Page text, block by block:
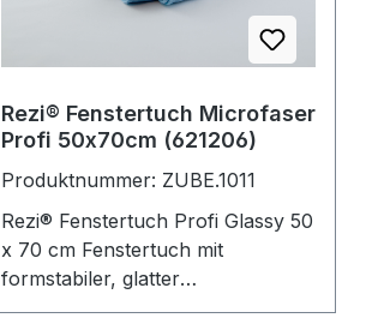
Rezi® Fenstertuch Microfaser
Profi 50x70cm (621206)
Produktnummer: ZUBE.1011
Rezi® Fenstertuch Profi Glassy 50
x 70 cm Fenstertuch mit
formstabiler, glatter
Maschenstruktur in großem